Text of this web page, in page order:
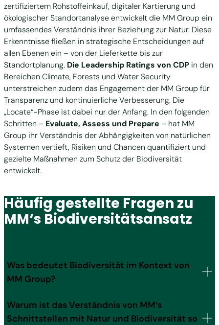
zertifiziertem Rohstoffeinkauf, digitaler Kartierung und
ökologischer Standortanalyse entwickelt die MM Group ein
umfassendes Verständnis ihrer Beziehung zur Natur. Diese
Erkenntnisse fließen in strategische Entscheidungen auf
allen Ebenen ein – von der Lieferkette bis zur
Standortplanung. Die Leadership Ratings von CDP in den
Bereichen Climate, Forests und Water Security
unterstreichen zudem das Engagement der MM Group für
Transparenz und kontinuierliche Verbesserung. Die
„Locate“-Phase ist dabei nur der Anfang. In den folgenden
Schritten – Evaluate, Assess und Prepare – hat MM
Group ihr Verständnis der Abhängigkeiten von natürlichen
Systemen vertieft, Risiken und Chancen quantifiziert und
gezielte Maßnahmen zum Schutz der Biodiversität
entwickelt.
Häufig gestellte Fragen zu
MM‘s Biodiversitätsansatz
Was bedeutet Biodiversität im Kontext von
MM Group?
Warum ist das Verständnis von MM‘s
Schnittstellen mit Natur und Biodiversität so